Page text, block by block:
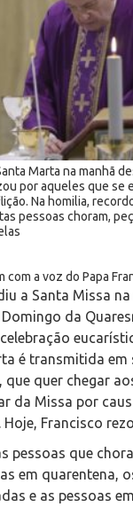
Marta na manhã
por aqueles que se
Na homilia,
pessoas choram,
com a voz do Papa
a Santa Missa
da
é transmitida
que quer chegar
da Missa por
Francisco
pessoas que
em quarentena,
e as pessoas